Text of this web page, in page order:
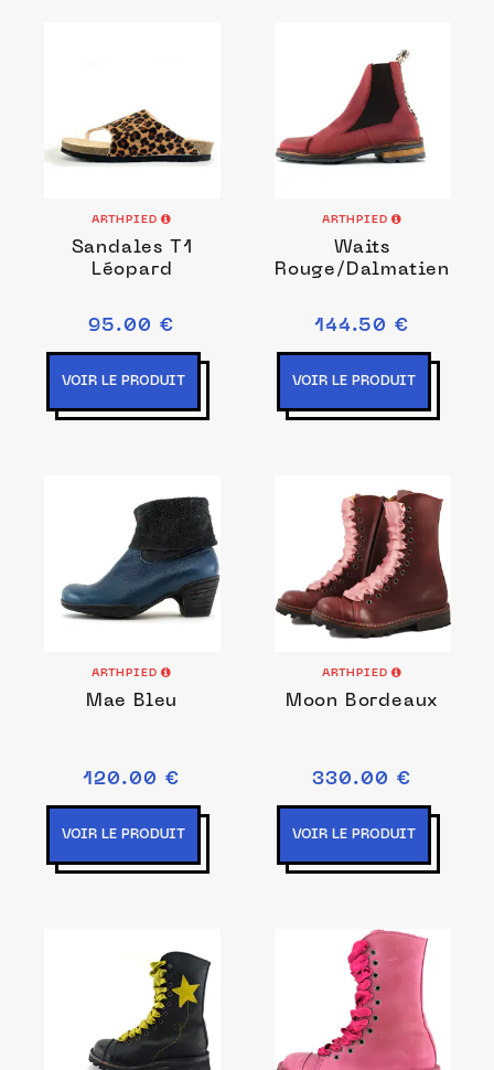
ARTHPIED
Sandales T1
Léopard
95.00 €
VOIR LE PRODUIT
ARTHPIED
Waits
Rouge/Dalmatien
144.50 €
VOIR LE PRODUIT
ARTHPIED
Mae Bleu
120.00 €
VOIR LE PRODUIT
ARTHPIED
Moon Bordeaux
330.00 €
VOIR LE PRODUIT